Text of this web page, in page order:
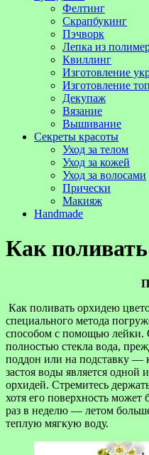
Фелтинг
Скрапбукинг
Пэчворк
Лепка из
Квиллинг
Изготовление
Изготовление
Декупаж
Вязание
Вышивание
Секреты красоты
Уход за телом
Уход за кожей
Уход за волосами
Прически
Макияж
Handmade
Как
Как поливать орхидею
специального метода
способом с помощью лейки.
полностью стекла вода,
поддон или на подставку —
застоя воды является
орхидей. Стремитесь
хотя его поверхность
раз в неделю — летом
теплую мягкую воду.